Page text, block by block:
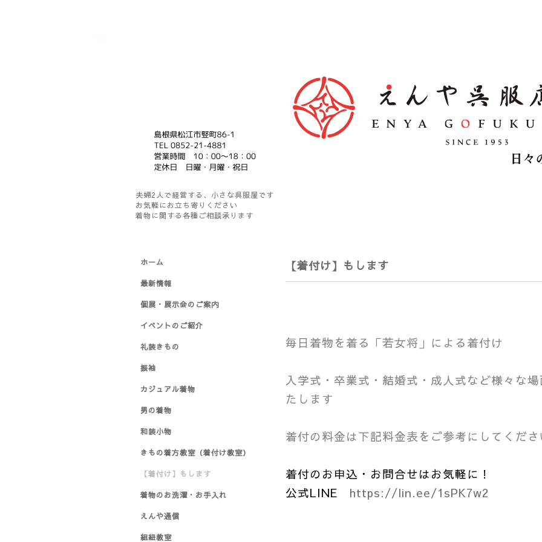
夫婦2人で経営する、小さな呉服屋です
お気軽にお立ち寄りください
着物に関する各種ご相談承ります
【着付け】もします
毎日着物を着る「若女将」による着付け
入学式・卒業式・結婚式・成人式など様々な
たします
着付の料金は下記料金表をご参考にしてくださ
着付のお申込・お問合せはお気軽に！
公式LINE https://lin.ee/1sPK7w2
ホーム
最新情報
個展・展示会のご案内
イベントのご紹介
礼装きもの
振袖
カジュアル着物
男の着物
和装小物
きもの着方教室（着付け教室）
【着付け】もします
着物のお洗濯・お手入れ
えんや通信
組紐教室